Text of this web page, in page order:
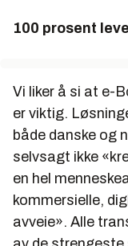
100 prosent
Vi liker å si at e-
er viktig.
både danske og
selvsagt ikke
en hel
kommersielle,
avveie». Alle